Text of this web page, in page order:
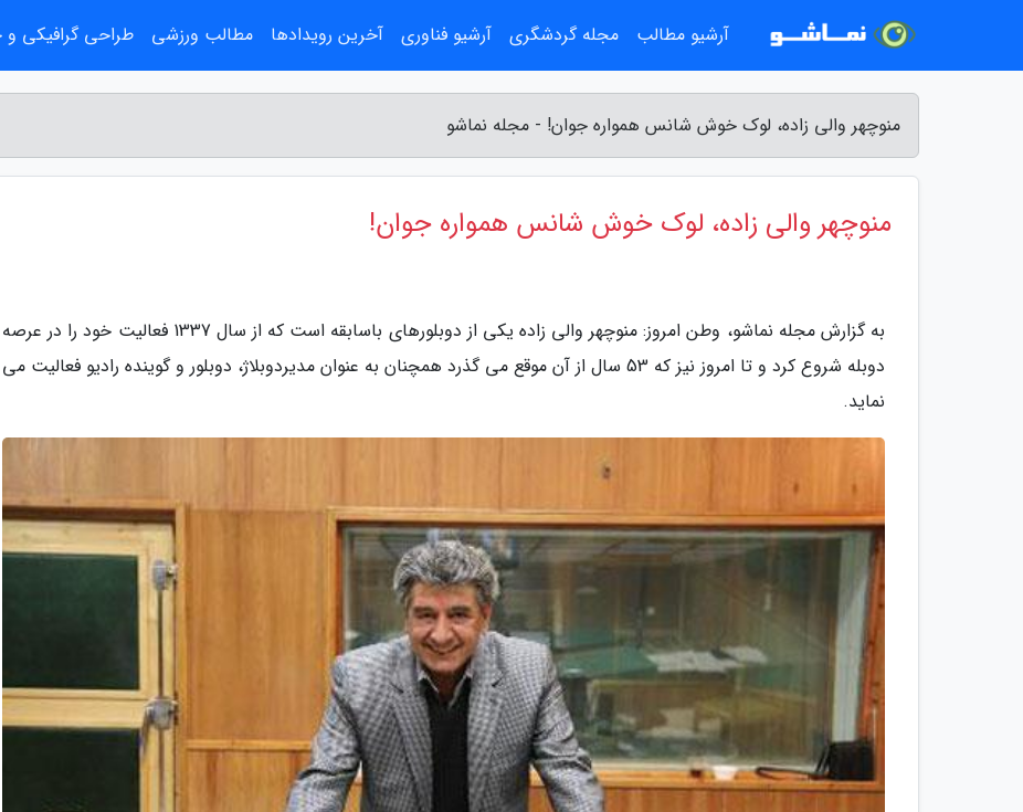
منوچهر والی زاده، لوک خوش شانس همواره جوان! - مجله نماشو
منوچهر والی زاده، لوک خوش شانس همواره جوان!
به گزارش مجله نماشو، وطن امروز: منوچهر والی زاده یکی از دوبلورهای باسابقه است که از سال 1337 فعالیت خود را در عرصه
دوبله شروع کرد و تا امروز نیز که 53 سال از آن موقع می گذرد همچنان به عنوان مدیردوبلاژ، دوبلور و گوینده رادیو فعالیت می
نماید.
آرشیو مطالب مجله گردشگری آرشیو فناوری آخرین رویدادها مطالب ورزشی طراحی گرافیکی